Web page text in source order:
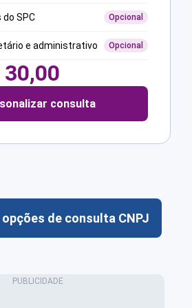
SPC Opcional
e administrativo Opcional
30,00
consulta
de consulta CNPJ